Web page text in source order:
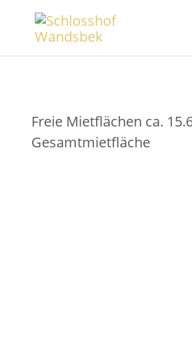
Freie Mietflächen ca.
Gesamt­miet­fläche